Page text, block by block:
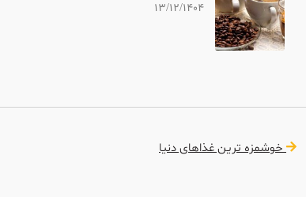
13/12/1404
خوشمزه ترین غذاهای دنیا